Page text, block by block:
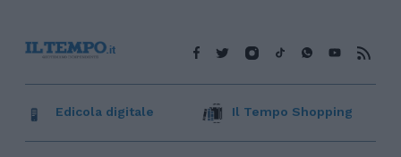
Edicola digitale Il Tempo Shopping